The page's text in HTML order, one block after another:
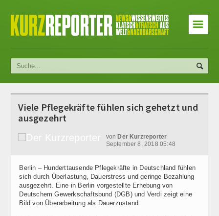
☰
Viele Pflegekräfte fühlen sich gehetzt und
ausgezehrt
von Der Kurzreporter
September 8, 2018 05:48
Berlin – Hunderttausende Pflegekräfte in Deutschland fühlen
sich durch Überlastung, Dauerstress und geringe Bezahlung
ausgezehrt. Eine in Berlin vorgestellte Erhebung von
Deutschem Gewerkschaftsbund (DGB) und Verdi zeigt eine
Bild von Überarbeitung als Dauerzustand.